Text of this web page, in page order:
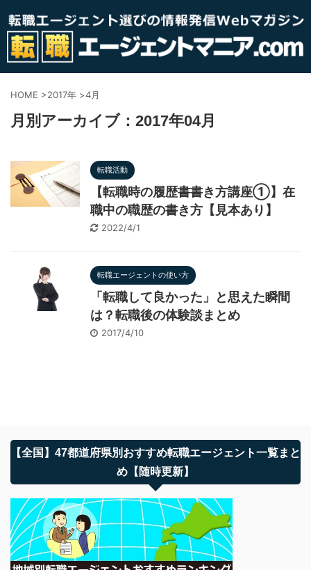
HOME >2017年 >4月
月別アーカイブ：2017年04月
転職活動
【転職時の履歴書書き方講座①】在
職中の職歴の書き方【見本あり】
2022/4/1
転職エージェントの使い方
「転職して良かった」と思えた瞬間
は？転職後の体験談まとめ
2017/4/10
【全国】47都道府県別おすすめ転職エージェント一覧まと
め【随時更新】